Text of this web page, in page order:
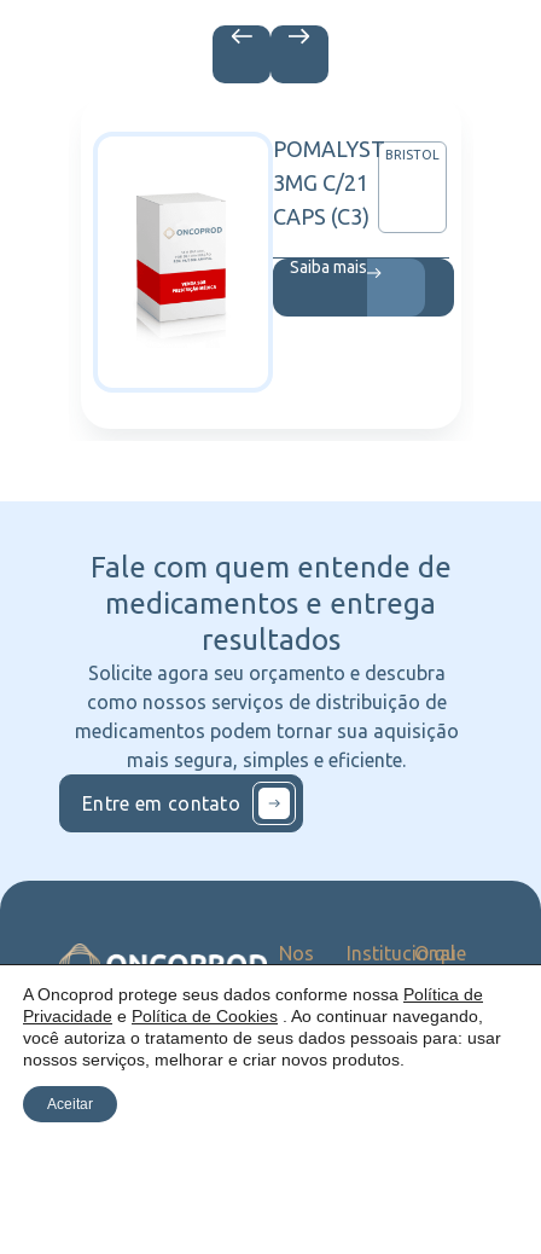
POMALYST
3MG C/21
CAPS (C3)
BRISTOL
Saiba mais
Fale com quem entende de
medicamentos e entrega
resultados
Solicite agora seu orçamento e descubra
como nossos serviços de distribuição de
medicamentos podem tornar sua aquisição
mais segura, simples e eficiente.
Entre em contato
Uma empresa:
Institucional
somos
Como
atuamos
Estrutura
Blog
O que
Serviços
Catálogo
Nos
nas
Redes
A Oncoprod protege seus dados conforme nossa Política de
Privacidade e Política de Cookies . Ao continuar navegando,
você autoriza o tratamento de seus dados pessoais para: usar
nossos serviços, melhorar e criar novos produtos.
Aceitar